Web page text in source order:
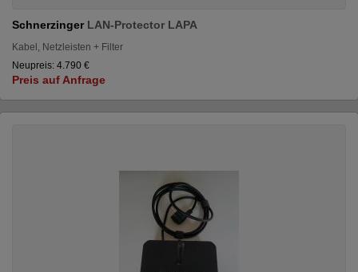
Schnerzinger LAN-Protector LAPA
Kabel, Netzleisten + Filter
Neupreis: 4.790 €
Preis auf Anfrage